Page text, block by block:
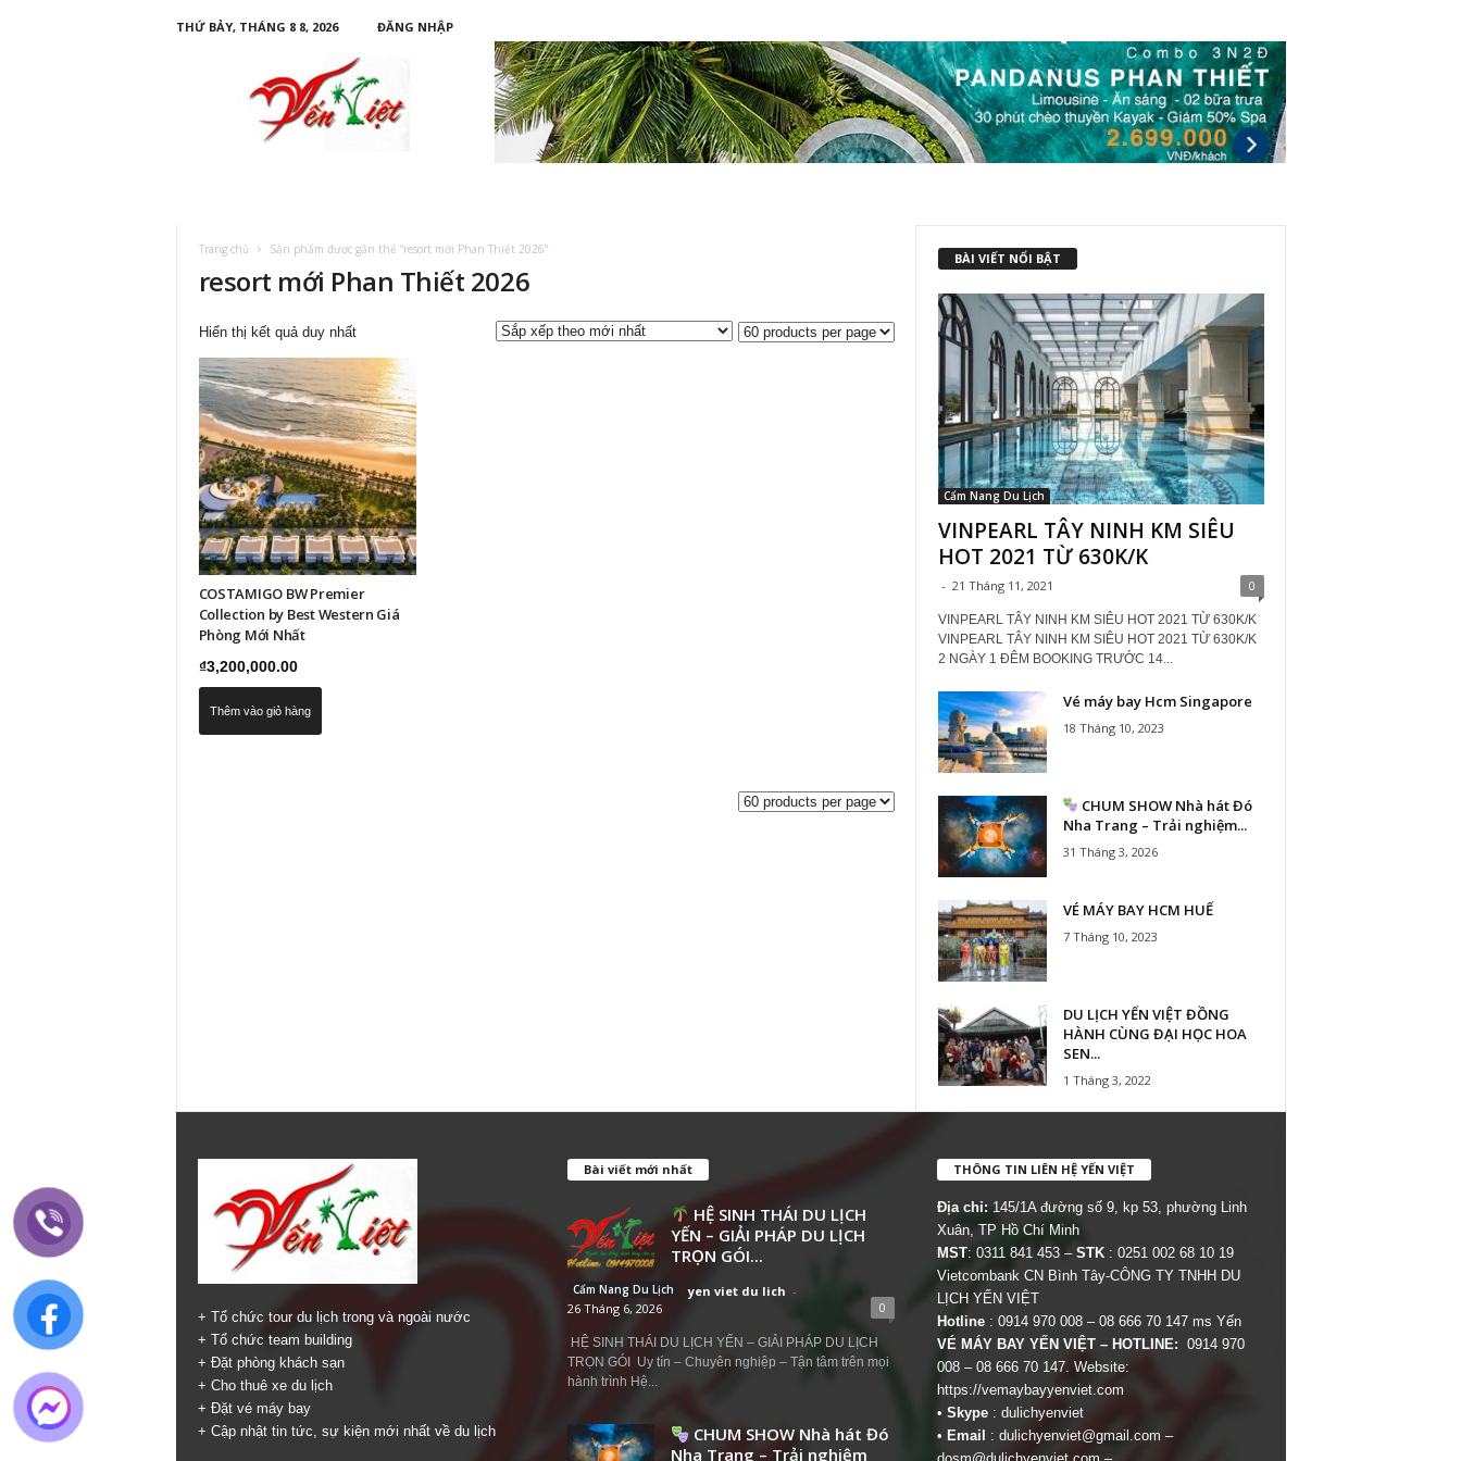
THỨ BẢY, THÁNG 8 8, 2026
ĐĂNG NHẬP
Trang chủ Sản phẩm được gắn thẻ “resort mới Phan Thiết 2026”
resort mới Phan Thiết 2026
Hiển thị kết quả duy nhất
COSTAMIGO BW Premier
Collection by Best Western Giá
Phòng Mới Nhất
₫3,200,000.00
Thêm vào giỏ hàng
BÀI VIẾT NỔI BẬT
Cẩm Nang Du Lịch
VINPEARL TÂY NINH KM SIÊU
HOT 2021 TỪ 630K/K
- 21 Tháng 11, 2021 0
VINPEARL TÂY NINH KM SIÊU HOT 2021 TỪ 630K/K
VINPEARL TÂY NINH KM SIÊU HOT 2021 TỪ 630K/K
2 NGÀY 1 ĐÊM BOOKING TRƯỚC 14...
Vé máy bay Hcm Singapore
18 Tháng 10, 2023
CHUM SHOW Nhà hát Đó
Nha Trang – Trải nghiệm...
31 Tháng 3, 2026
VÉ MÁY BAY HCM HUẾ
7 Tháng 10, 2023
DU LỊCH YẾN VIỆT ĐỒNG
HÀNH CÙNG ĐẠI HỌC HOA
SEN...
1 Tháng 3, 2022
+ Tổ chức tour du lịch trong và ngoài nước
+ Tổ chức team building
+ Đặt phòng khách sạn
+ Cho thuê xe du lịch
+ Đặt vé máy bay
+ Cập nhật tin tức, sự kiện mới nhất về du lịch
Bài viết mới nhất
HỆ SINH THÁI DU LỊCH
YẾN – GIẢI PHÁP DU LỊCH
TRỌN GÓI...
Cẩm Nang Du Lịch yen viet du lich -
26 Tháng 6, 2026
0
HỆ SINH THÁI DU LỊCH YẾN – GIẢI PHÁP DU LỊCH
TRỌN GÓI Uy tín – Chuyên nghiệp – Tận tâm trên mọi
hành trình Hệ...
CHUM SHOW Nhà hát Đó
Nha Trang – Trải nghiệm
THÔNG TIN LIÊN HỆ YẾN VIỆT
Địa chỉ: 145/1A đường số 9, kp 53, phường Linh
Xuân, TP Hồ Chí Minh
MST: 0311 841 453 – STK: 0251 002 68 10 19
Vietcombank CN Bình Tây-CÔNG TY TNHH DU
LỊCH YẾN VIỆT
Hotline : 0914 970 008 – 08 666 70 147 ms Yến
VÉ MÁY BAY YẾN VIỆT – HOTLINE: 0914 970
008 – 08 666 70 147. Website:
https://vemaybayyenviet.com
• Skype: dulichyenviet
• Email : dulichyenviet@gmail.com –